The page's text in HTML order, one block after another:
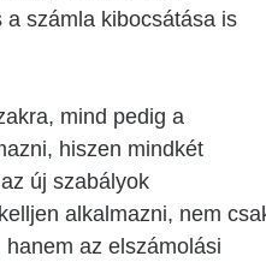
számla kibocsátása is
mind pedig a
hiszen mindkét
új szabályok
alkalmazni, nem
az elszámolási